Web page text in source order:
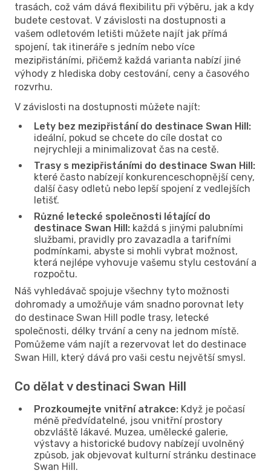
trasách, což vám dává flexibilitu při výběru, jak a kdy
budete cestovat. V závislosti na dostupnosti a
vašem odletovém letišti můžete najít jak přímá
spojení, tak itineráře s jedním nebo více
mezipřistáními, přičemž každá varianta nabízí jiné
výhody z hlediska doby cestování, ceny a časového
rozvrhu.
V závislosti na dostupnosti můžete najít:
Lety bez mezipřistání do destinace Swan Hill:
ideální, pokud se chcete do cíle dostat co
nejrychleji a minimalizovat čas na cestě.
Trasy s mezipřistáními do destinace Swan Hill:
které často nabízejí konkurenceschopnější ceny,
další časy odletů nebo lepší spojení z vedlejších
letišť.
Různé letecké společnosti létající do
destinace Swan Hill: každá s jinými palubními
službami, pravidly pro zavazadla a tarifními
podmínkami, abyste si mohli vybrat možnost,
která nejlépe vyhovuje vašemu stylu cestování a
rozpočtu.
Náš vyhledávač spojuje všechny tyto možnosti
dohromady a umožňuje vám snadno porovnat lety
do destinace Swan Hill podle trasy, letecké
společnosti, délky trvání a ceny na jednom místě.
Pomůžeme vám najít a rezervovat let do destinace
Swan Hill, který dává pro vaši cestu největší smysl.
Co dělat v destinaci Swan Hill
Prozkoumejte vnitřní atrakce: Když je počasí
méně předvídatelné, jsou vnitřní prostory
obzvláště lákavé. Muzea, umělecké galerie,
výstavy a historické budovy nabízejí uvolněný
způsob, jak objevovat kulturní stránku destinace
Swan Hill.